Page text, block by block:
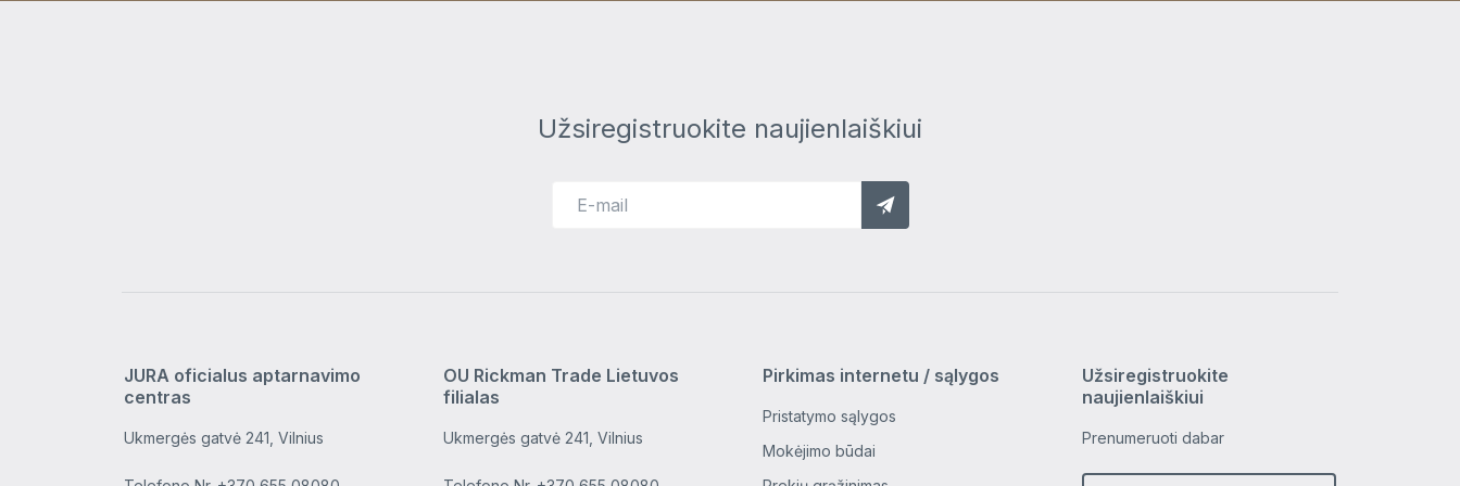
Užsiregistruokite naujienlaiškiui
JURA oficialus aptarnavimo
centras
Ukmergės gatvė 241, Vilnius
OU Rickman Trade Lietuvos
filialas
Ukmergės gatvė 241, Vilnius
Pirkimas internetu / sąlygos
Pristatymo sąlygos
Mokėjimo būdai
Užsiregistruokite
naujienlaiškiui
Prenumeruoti dabar